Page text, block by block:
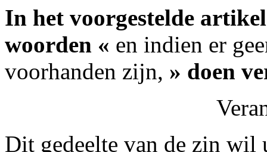
In het voorgestelde
woorden « en indien er
voorhanden zijn, » doen
Dit gedeelte van de zin wil